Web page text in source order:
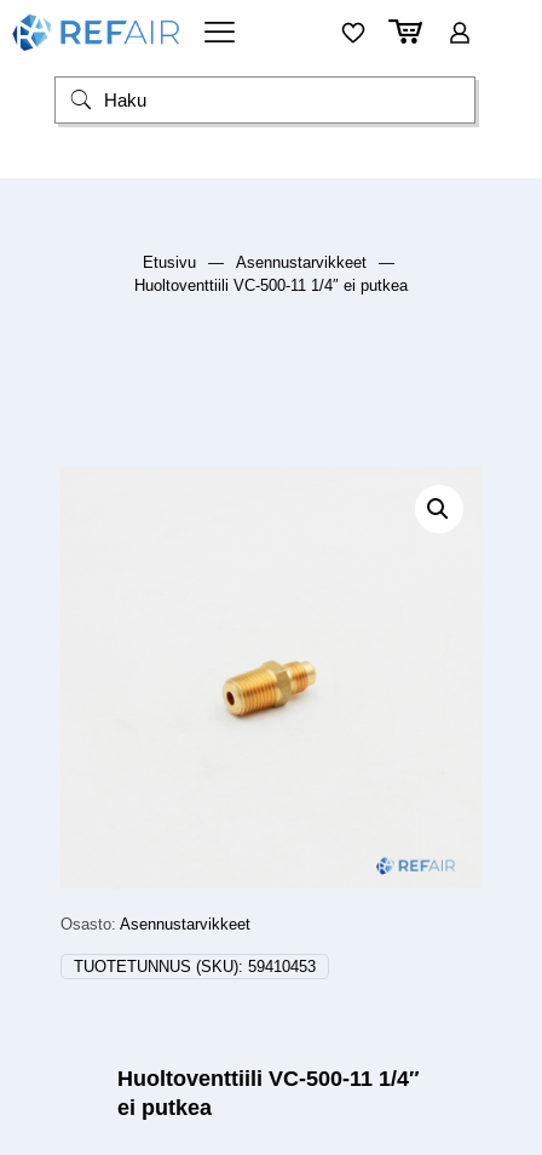
Etusivu — Asennustarvikkeet
—
Huoltoventtiili VC-500-11 1/4″ ei putkea
Osasto: Asennustarvikkeet
TUOTETUNNUS (SKU): 59410453
Huoltoventtiili VC-500-11 1/4″
ei putkea